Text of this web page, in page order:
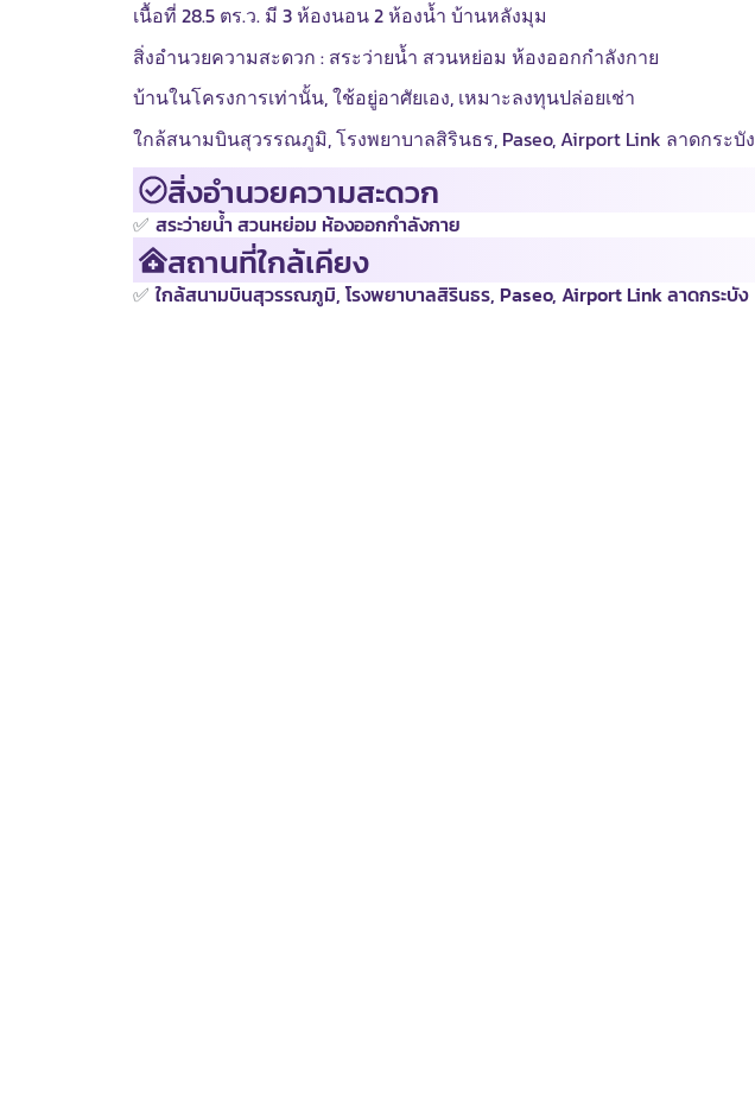
เนื้อที่ 28.5 ตร.ว. มี 3 ห้องนอน 2 ห้องน้ำ บ้านหลังมุม
สิ่งอำนวยความสะดวก : สระว่ายน้ำ สวนหย่อม ห้องออกกำลังกาย
บ้านในโครงการเท่านั้น, ใช้อยู่อาศัยเอง, เหมาะลงทุนปล่อยเช่า
ใกล้สนามบินสุวรรณภูมิ, โรงพยาบาลสิรินธร, Paseo, Airport Link ลาดกระบัง
สิ่งอำนวยความสะดวก
✅ สระว่ายน้ำ สวนหย่อม ห้องออกกำลังกาย
สถานที่ใกล้เคียง
✅ ใกล้สนามบินสุวรรณภูมิ, โรงพยาบาลสิรินธร, Paseo, Airport Link ลาดกระบัง